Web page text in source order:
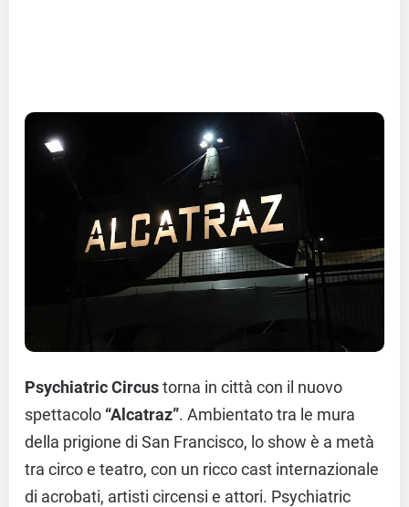
Psychiatric Circustorna in città con il nuovo
spettacolo “Alcatraz”. Ambientato tra le mura
della prigione di San Francisco, lo show è a metà
tra circo e teatro, con un ricco cast internazionale
di acrobati, artisti circensi e attori. Psychiatric